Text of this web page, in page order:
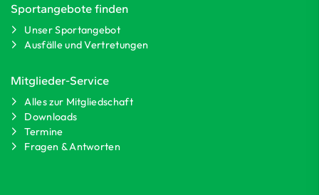
Sportangebote finden
Unser Sportangebot
Ausfälle und Vertretungen
Mitglieder-Service
Alles zur Mitgliedschaft
Downloads
Termine
Fragen & Antworten